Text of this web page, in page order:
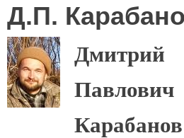
Д.П.
Дмитрий
Павлович
Карабанов